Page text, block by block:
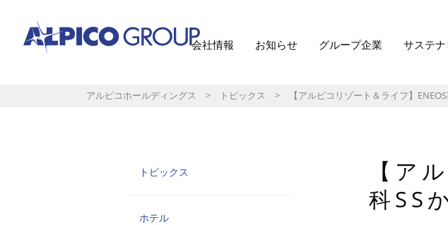
会社情報 お知らせ グループ企業 サステ
アルピコホールディングス > トピックス > 【アルピコリゾート＆ライフ】ENEOS
トピックス
ホテル
【ア
科SS